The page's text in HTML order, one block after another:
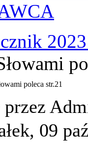
poleca str.21
przez
09